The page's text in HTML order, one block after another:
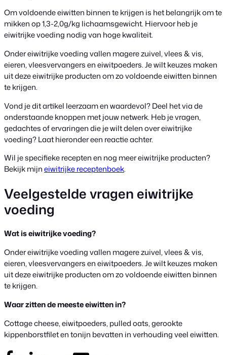
Om voldoende eiwitten binnen te krijgen is het belangrijk om te
mikken op 1,3-2,0g/kg lichaamsgewicht. Hiervoor heb je
eiwitrijke voeding nodig van hoge kwaliteit.
Onder eiwitrijke voeding vallen magere zuivel, vlees & vis,
eieren, vleesvervangers en eiwitpoeders. Je wilt keuzes maken
uit deze eiwitrijke producten om zo voldoende eiwitten binnen
te krijgen.
Vond je dit artikel leerzaam en waardevol? Deel het via de
onderstaande knoppen met jouw netwerk. Heb je vragen,
gedachtes of ervaringen die je wilt delen over eiwitrijke
voeding? Laat hieronder een reactie achter.
Wil je specifieke recepten en nog meer eiwitrijke producten?
Bekijk mijneiwitrijke receptenboek.
Veelgestelde vragen eiwitrijke
voeding
Wat is eiwitrijke voeding?
Onder eiwitrijke voeding vallen magere zuivel, vlees & vis,
eieren, vleesvervangers en eiwitpoeders. Je wilt keuzes maken
uit deze eiwitrijke producten om zo voldoende eiwitten binnen
te krijgen.
Waar zitten de meeste eiwitten in?
Cottage cheese, eiwitpoeders, pulled oats, gerookte
kippenborstfilet en tonijn bevatten in verhouding veel eiwitten.